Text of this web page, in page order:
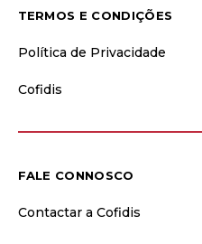
TERMOS E CONDIÇÕES
Política de Privacidade
Cofidis
FALE CONNOSCO
Contactar a Cofidis